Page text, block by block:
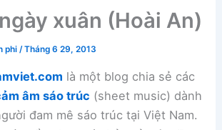
xuân (Hoài An)
phi/Tháng 6 29, 2013
là một blog chia sẻ các
âm sáo trúc (sheet music) dành
đam mê sáo trúc tại Việt Nam.